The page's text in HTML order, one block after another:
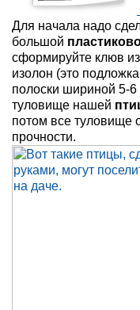
Для начала надо
большой
сформируйте клюв
изолон (это
полоски шириной 5-
туловище нашей
потом все туловище
прочности.